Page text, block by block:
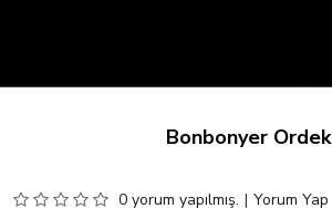
Bonbonyer Ördek
0 yorum yapılmış. | Yorum Yap